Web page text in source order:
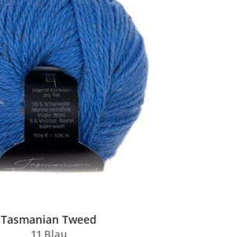
Tasmanian Tweed